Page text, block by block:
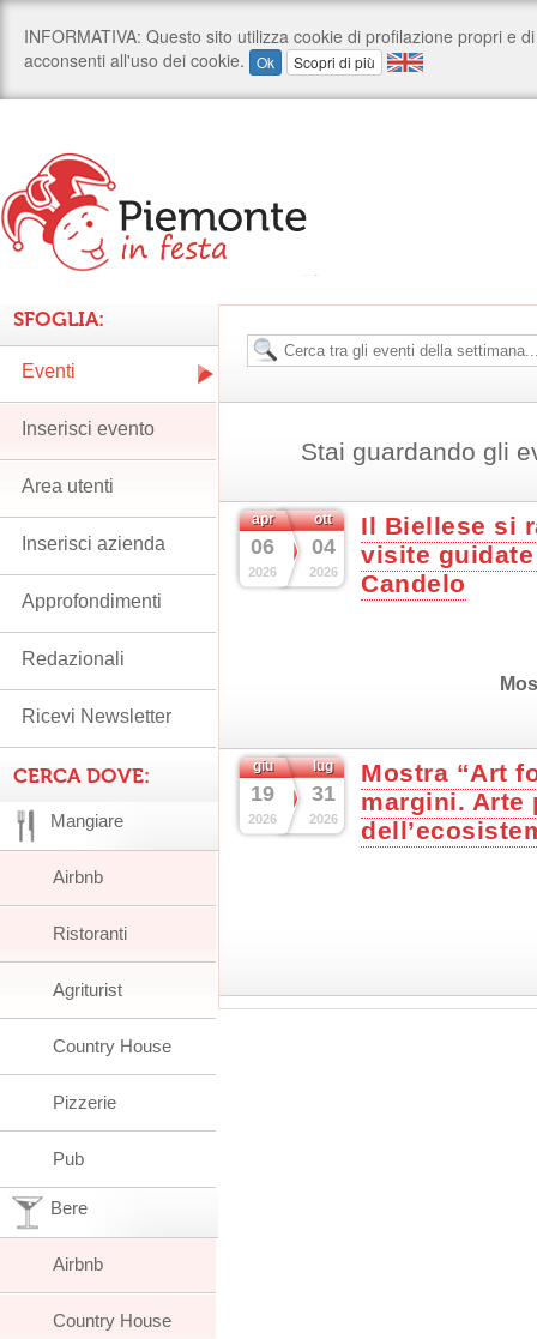
Stai guardando gli
apr
06
2026
ott
04
2026
Il Biellese si
visite
Candelo
giu
19
2026
lug
31
2026
Mostra “Art
margini. Arte
SFOGLIA:
Eventi
Inserisci evento
Area utenti
Inserisci azienda
Approfondimenti
Redazionali
Ricevi Newsletter
CERCA DOVE:
Mangiare
Airbnb
Ristoranti
Agriturist
Country House
Pizzerie
Pub
Bere
Airbnb
Country House